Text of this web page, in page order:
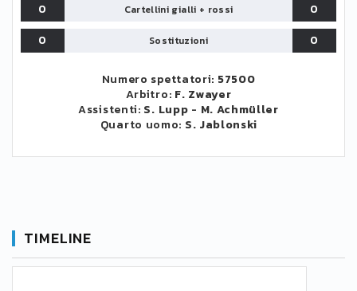
0
Cartellini gialli + rossi
0
0
Sostituzioni 0
Numero spettatori: 57500
Arbitro: F. Zwayer
Assistenti: S. Lupp - M. Achmüller
Quarto uomo: S. Jablonski
TIMELINE